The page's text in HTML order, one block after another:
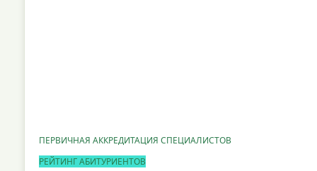
ПЕРВИЧНАЯ АККРЕДИТАЦИЯ СПЕЦИАЛИСТОВ
РЕЙТИНГ АБИТУРИЕНТОВ